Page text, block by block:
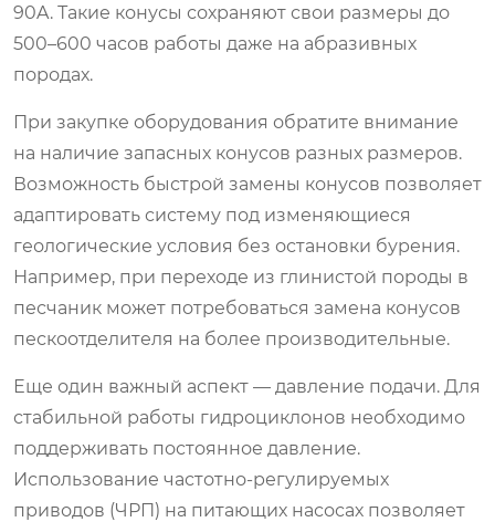
90A. Такие конусы сохраняют свои размеры до
500–600 часов работы даже на абразивных
породах.
При закупке оборудования обратите внимание
на наличие запасных конусов разных размеров.
Возможность быстрой замены конусов позволяет
адаптировать систему под изменяющиеся
геологические условия без остановки бурения.
Например, при переходе из глинистой породы в
песчаник может потребоваться замена конусов
пескоотделителя на более производительные.
Еще один важный аспект — давление подачи. Для
стабильной работы гидроциклонов необходимо
поддерживать постоянное давление.
Использование частотно-регулируемых
приводов (ЧРП) на питающих насосах позволяет